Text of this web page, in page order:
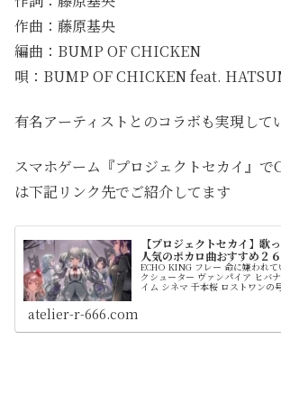
作曲：藤原基央
編曲：BUMP OF CHICKEN
唄：BUMP OF CHICKEN feat.
有名アーティストとのコラボも実現して
スマホゲーム『プロジェクトセカイ』
は下記リンク先でご紹介してます
【プロジェクトセカイ】歌
人気のボカロ曲おすすめ２
ECHO KING フレー 命に嫌われ
クシューター ヴァンパイア ヒバ
イム シネマ 千本桜 ロストワンの
atelier-r-666.com